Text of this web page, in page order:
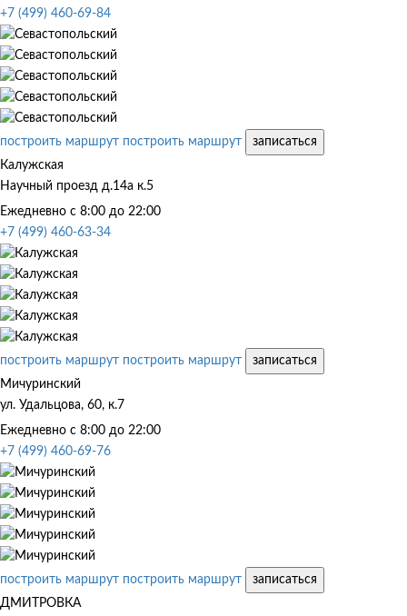
+7 (499) 460-69-84
построить маршрут построить маршрут
записаться
Калужская
Научный проезд д.14а к.5
Ежедневно с 8:00 до 22:00
+7 (499) 460-63-34
построить маршрут построить маршрут
записаться
Мичуринский
ул. Удальцова, 60, к.7
Ежедневно с 8:00 до 22:00
+7 (499) 460-69-76
построить маршрут построить маршрут
записаться
ДМИТРОВКА